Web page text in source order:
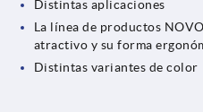
Distintas aplicaciones
La línea de productos
atractivo y su forma
Distintas variantes de color